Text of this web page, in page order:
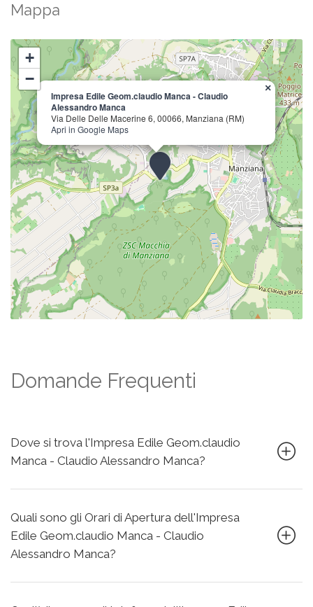
Mappa
Impresa Edile Geom.claudio Manca - Claudio
Alessandro Manca
Via Delle Delle Macerine 6, 00066, Manziana (RM)
Apri in Google Maps
×
+
−
Domande Frequenti
Dove si trova l'Impresa Edile Geom.claudio
Manca - Claudio Alessandro Manca?
Quali sono gli Orari di Apertura dell'Impresa
Edile Geom.claudio Manca - Claudio
Alessandro Manca?